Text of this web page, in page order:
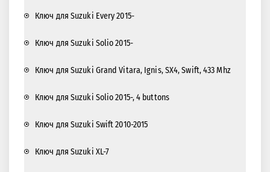
Ключ для Suzuki Every 2015-
Ключ для Suzuki Solio 2015-
Ключ для Suzuki Grand Vitara, Ignis, SX4, Swift, 433 Mhz
Ключ для Suzuki Solio 2015-, 4 buttons
Ключ для Suzuki Swift 2010-2015
Ключ для Suzuki XL-7